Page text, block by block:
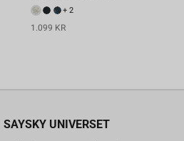
+ 2
1.099 KR
UNIVERSET